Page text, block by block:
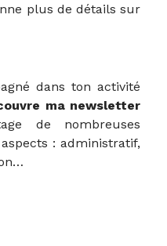
plus de détails sur
dans ton activité
ma newsletter
de nombreuses
: administratif,